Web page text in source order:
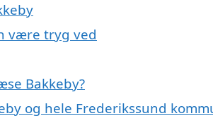
være tryg ved
Bakkeby?
og hele Frederikssund